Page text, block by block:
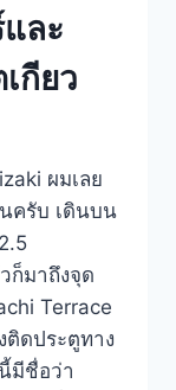
ละ
กียว
ผมเลย
ครับ เดินบน
ก็มาถึงจุด
Terrace
ติดประตูทาง
มีชื่อว่า